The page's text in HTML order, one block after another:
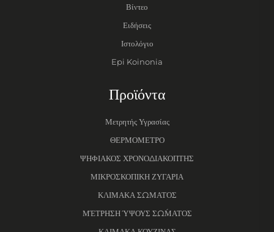
Βίντεο
Ειδήσεις
Ιστολόγιο
Epi Koinonia
Προϊόντα
Μετρητής Υγρασίας
ΘΕΡΜΟΜΕΤΡΟ
ΨΗΦΙΑΚΟΣ ΧΡΟΝΟΔΙΑΚΟΠΤΗΣ
ΜΙΚΡΟΣΚΟΠΙΚΗ ΖΥΓΑΡΙΑ
ΚΛΙΜΑΚΑ ΣΩΜΑΤΟΣ
ΜΈΤΡΗΣΗ ΎΨΟΥΣ ΣΏΜΑΤΟΣ